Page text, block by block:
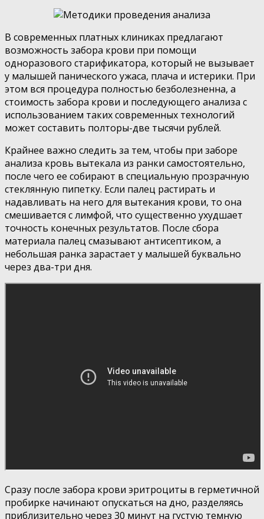
В современных платных клиниках предлагают
возможность забора крови при помощи
одноразового старификатора, который не вызывает
у малышей панического ужаса, плача и истерики. При
этом вся процедура полностью безболезненна, а
стоимость забора крови и последующего анализа с
использованием таких современных технологий
может составить полторы-две тысячи рублей.
Крайнее важно следить за тем, чтобы при заборе
анализа кровь вытекала из ранки самостоятельно,
после чего ее собирают в специальную прозрачную
стеклянную пипетку. Если палец растирать и
надавливать на него для вытекания крови, то она
смешивается с лимфой, что существенно ухудшает
точность конечных результатов. После сбора
материала палец смазывают антисептиком, а
небольшая ранка зарастает у малышей буквально
через два-три дня.
Сразу после забора крови эритроциты в герметичной
пробирке начинают опускаться на дно, разделяясь
приблизительно через 30 минут на густую темную